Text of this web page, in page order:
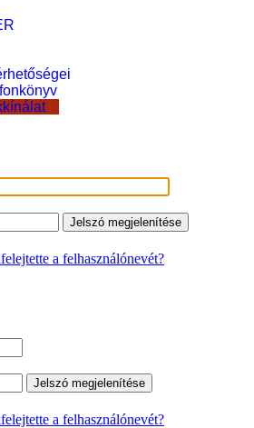
Jelszó megjelenítése
a felhasználónevét?
Jelszó megjelenítése
a felhasználónevét?